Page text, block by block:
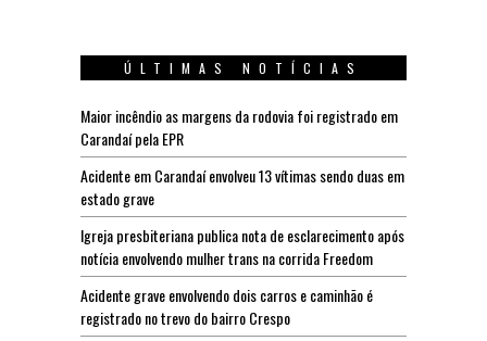
ÚLTIMAS NOTÍCIAS
Maior incêndio as margens da rodovia foi registrado em
Carandaí pela EPR
Acidente em Carandaí envolveu 13 vítimas sendo duas em
estado grave
Igreja presbiteriana publica nota de esclarecimento após
notícia envolvendo mulher trans na corrida Freedom
Acidente grave envolvendo dois carros e caminhão é
registrado no trevo do bairro Crespo